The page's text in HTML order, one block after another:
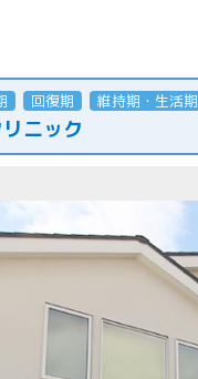
回復期 維持期・生活期
ニック